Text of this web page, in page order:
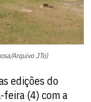
Arquivo JTo)
edições do
feira (4) com a